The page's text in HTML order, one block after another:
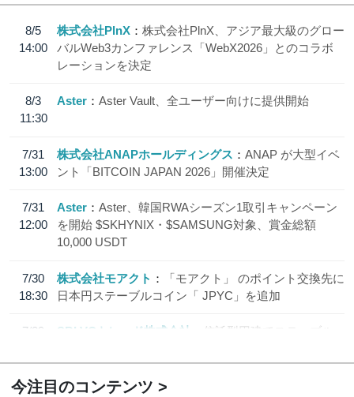
8/5
14:00
株式会社PlnX
株式会社PlnX、アジア最大級のグロー
バルWeb3カンファレンス「WebX2026」とのコラボ
レーションを決定
8/3
11:30
Aster Aster Vault、全ユーザー向けに提供開始
7/31
13:00
株式会社ANAPホールディングス
ANAP が大型イベ
ント「BITCOIN JAPAN 2026」開催決定
7/31
12:00
Aster
Aster、韓国RWAシーズン1取引キャンペーン
を開始 $SKHYNIX・$SAMSUNG対象、賞金総額
10,000 USDT
7/30
18:30
株式会社モアクト
「モアクト」 のポイント交換先に
日本円ステーブルコイン「 JPYC」を追加
7/29
SBI VCトレード株式会社
信託型円建てステーブル
今注目のコンテンツ